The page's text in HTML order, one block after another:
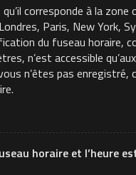
corresponde à la zone
Paris, New York,
du fuseau horaire,
n’est accessible
n’êtes pas enregistré,
horaire et l’heure